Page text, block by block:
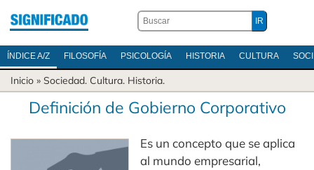
ÍNDICE A/Z FILOSOFÍA PSICOLOGÍA HISTORIA CULTURA
Inicio » Sociedad. Cultura. Historia.
Definición de Gobierno Corporativo
Es un concepto que se aplica
al mundo empresarial,